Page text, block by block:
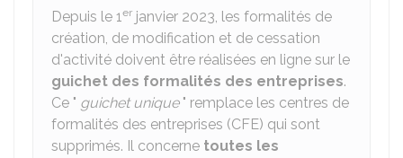
Depuis le 1er janvier 2023, les formalités de
création, de modification et de cessation
d'activité doivent être réalisées en ligne sur le
guichet des formalités des entreprises.
Ce " guichet unique" remplace les centres de
formalités des entreprises (CFE) qui sont
supprimés. Il concerne toutes les